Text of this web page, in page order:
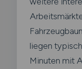
liegen
Minuten mit